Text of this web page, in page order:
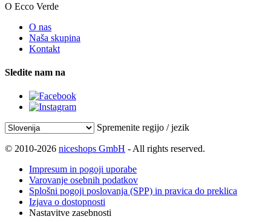
O Ecco Verde
O nas
Naša skupina
Kontakt
Sledite nam na
Spremenite regijo / jezik
© 2010-2026 niceshops GmbH - All rights reserved.
Impresum in pogoji uporabe
Varovanje osebnih podatkov
Splošni pogoji poslovanja (SPP) in pravica do preklica
Izjava o dostopnosti
Nastavitve zasebnosti